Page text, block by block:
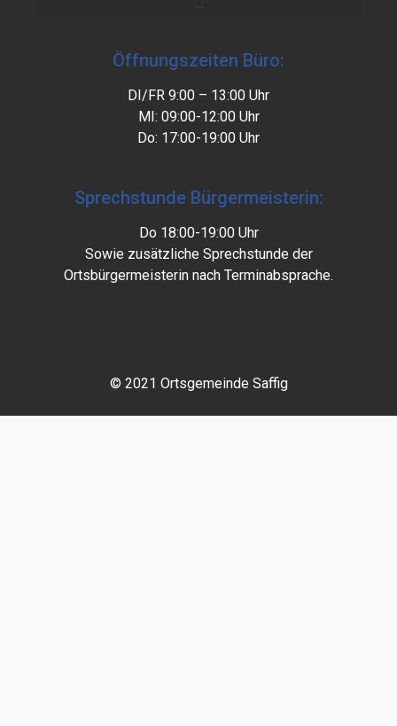
Öffnungszeiten Büro:
DI/FR 9:00 – 13:00 Uhr
MI: 09:00-12:00 Uhr
Do: 17:00-19:00 Uhr
Sprechstunde Bürgermeisterin:
Do 18:00-19:00 Uhr
Sowie zusätzliche Sprechstunde der
Ortsbürgermeisterin nach Terminabsprache.
© 2021 Ortsgemeinde Saffig